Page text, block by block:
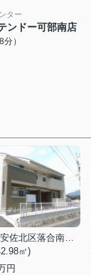
ター
ンドー可部南店
）
広島市安佐北区落合南９丁目
㎡)
円